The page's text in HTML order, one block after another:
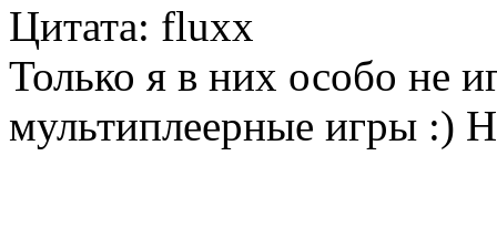
Цитата: fluxx
Только я в них особо не
мультиплеерные игры :)